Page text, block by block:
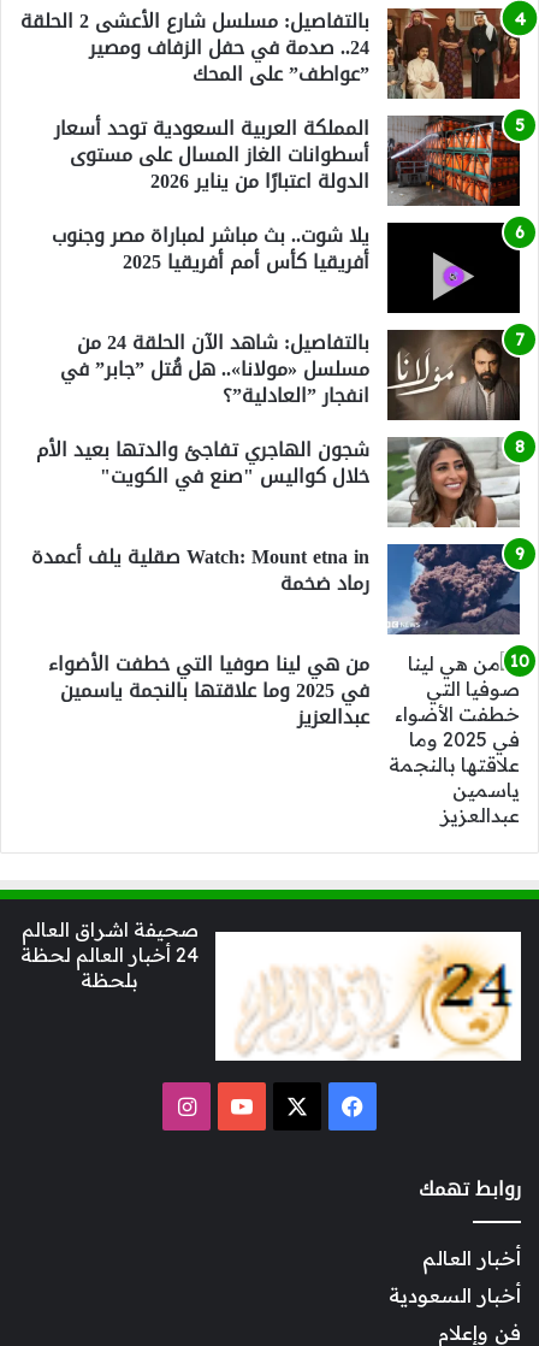
بالتفاصيل: مسلسل شارع الأعشى 2 الحلقة
24.. صدمة في حفل الزفاف ومصير
”عواطف” على المحك
المملكة العربية السعودية توحد أسعار
أسطوانات الغاز المسال على مستوى
الدولة اعتبارًا من يناير 2026
يلا شوت.. بث مباشر لمباراة مصر وجنوب
أفريقيا كأس أمم أفريقيا 2025
بالتفاصيل: شاهد الآن الحلقة 24 من
مسلسل «مولانا».. هل قُتل ”جابر” في
انفجار ”العادلية”؟
شجون الهاجري تفاجئ والدتها بعيد الأم
خلال كواليس "صنع في الكويت"
Watch: Mount etna in صقلية يلف أعمدة
رماد ضخمة
من هي لينا صوفيا التي خطفت الأضواء
في 2025 وما علاقتها بالنجمة ياسمين
عبدالعزيز
صحيفة اشراق العالم
24 أخبار العالم لحظة
بلحظة
فيسبوك ‫YouTubeانستقرام
روابط تهمك
أخبار العالم
أخبار السعودية
فن وإعلام